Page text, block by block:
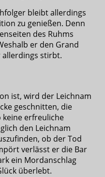
bleibt allerdings
zu genießen. Denn
des Ruhms
er den Grand
allerdings stirbt.
ist, wird der Leichnam
geschnitten, die
keine erfreuliche
den Leichnam
ob der Tod
verlässt er die Bar
ein Mordanschlag
überlebt.